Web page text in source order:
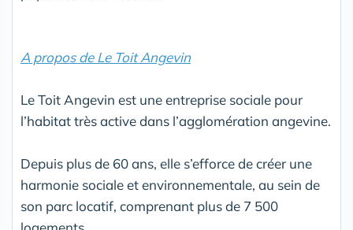
A propos de Le Toit Angevin
Le Toit Angevin est une entreprise sociale pour
l’habitat très active dans l’agglomération angevine.
Depuis plus de 60 ans, elle s’efforce de créer une
harmonie sociale et environnementale, au sein de
son parc locatif, comprenant plus de 7 500